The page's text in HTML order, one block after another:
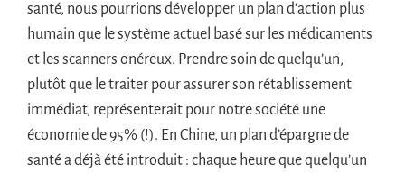
santé, nous pourrions développer un plan d’action plus
humain que le système actuel basé sur les médicaments
et les scanners onéreux. Prendre soin de quelqu’un,
plutôt que le traiter pour assurer son rétablissement
immédiat, représenterait pour notre société une
économie de 95% (!). En Chine, un plan d’épargne de
santé a déjà été introduit : chaque heure que quelqu’un